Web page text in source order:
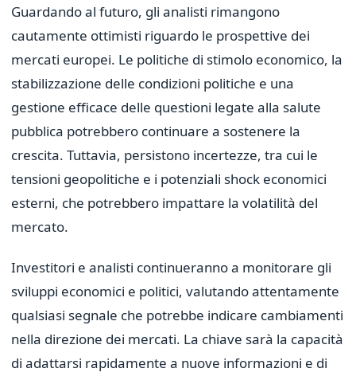
Guardando al futuro, gli analisti rimangono
cautamente ottimisti riguardo le prospettive dei
mercati europei. Le politiche di stimolo economico, la
stabilizzazione delle condizioni politiche e una
gestione efficace delle questioni legate alla salute
pubblica potrebbero continuare a sostenere la
crescita. Tuttavia, persistono incertezze, tra cui le
tensioni geopolitiche e i potenziali shock economici
esterni, che potrebbero impattare la volatilità del
mercato.
Investitori e analisti continueranno a monitorare gli
sviluppi economici e politici, valutando attentamente
qualsiasi segnale che potrebbe indicare cambiamenti
nella direzione dei mercati. La chiave sarà la capacità
di adattarsi rapidamente a nuove informazioni e di